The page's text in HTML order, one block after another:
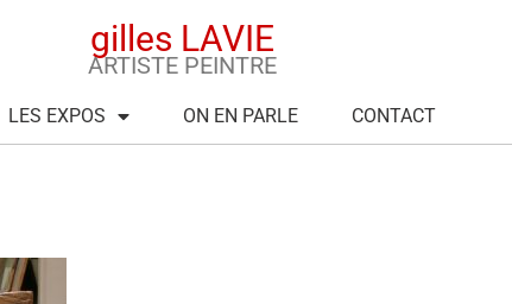
gilles LAVIE
ARTISTE PEINTRE
LES EXPOS ON EN PARLE CONTACT